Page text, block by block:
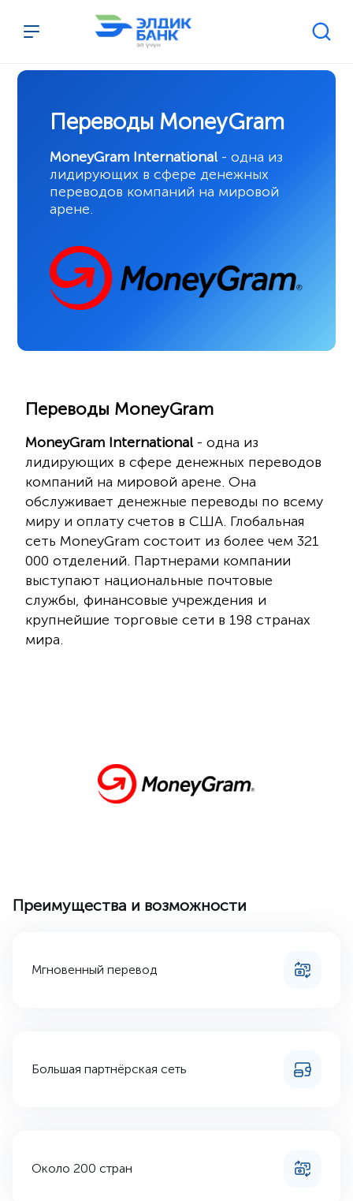
Перейти к содержимому
Переводы MoneyGram
MoneyGram International- одна из
лидирующих в сфере денежных
переводов компаний на мировой
арене.
Переводы MoneyGram
MoneyGram International- одна из
лидирующих в сфере денежных переводов
компаний на мировой арене. Она
обслуживает денежные переводы по всему
миру и оплату счетов в США. Глобальная
сеть MoneyGram состоит из более чем 321
000 отделений. Партнерами компании
выступают национальные почтовые
службы, финансовые учреждения и
крупнейшие торговые сети в 198 странах
мира.
Преимущества и возможности
Мгновенный перевод
Большая партнёрская сеть
Около 200 стран